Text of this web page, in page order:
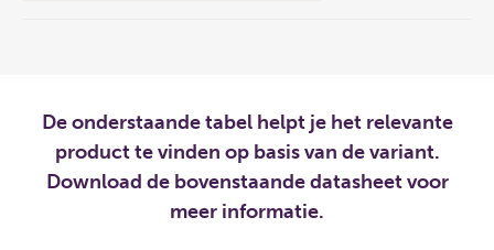
De onderstaande tabel helpt je het relevante
product te vinden op basis van de variant.
Download de bovenstaande datasheet voor
meer informatie.